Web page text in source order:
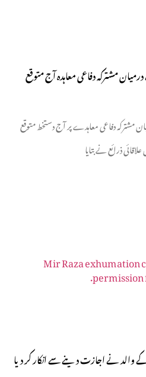
مشترکہ دفاعی معاہدہ آج متوقع
مشترکہ دفاعی معاہدے پر آج دستخط متوقع
ذرائع نے بتایا
والد نے اجازت دینے سے انکار کر دیا